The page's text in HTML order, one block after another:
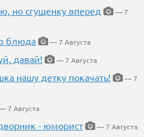
но сгущенку вперед
— 7
блюда
— 7 Августа
давай!
— 7 Августа
нашу детку покачать!
— 7
7 Августа
- юморист
— 7 Августа